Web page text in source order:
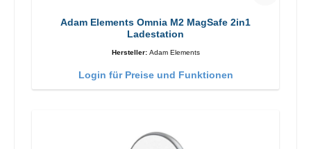
Adam Elements Omnia M2 MagSafe 2in1
Ladestation
Hersteller: Adam Elements
Login für Preise und Funktionen